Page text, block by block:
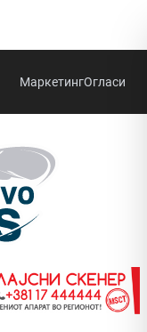
МаркетингОгласи